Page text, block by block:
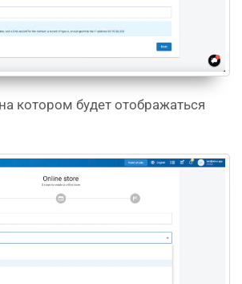
котором будет отображаться